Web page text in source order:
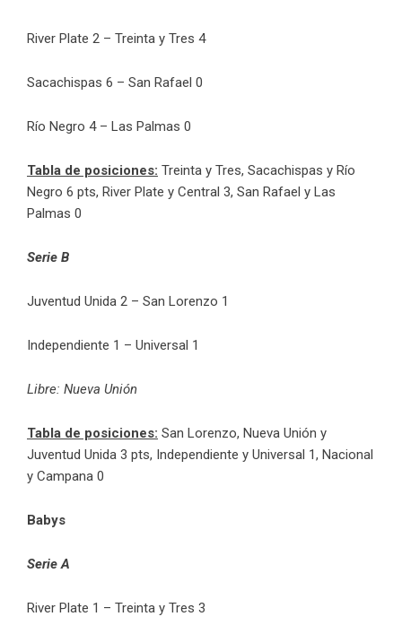
River Plate 2 – Treinta y Tres 4
Sacachispas 6 – San Rafael 0
Río Negro 4 – Las Palmas 0
Tabla de posiciones: Treinta y Tres, Sacachispas y Río
Negro 6 pts, River Plate y Central 3, San Rafael y Las
Palmas 0
Serie B
Juventud Unida 2 – San Lorenzo 1
Independiente 1 – Universal 1
Libre: Nueva Unión
Tabla de posiciones: San Lorenzo, Nueva Unión y
Juventud Unida 3 pts, Independiente y Universal 1, Nacional
y Campana 0
Babys
Serie A
River Plate 1 – Treinta y Tres 3